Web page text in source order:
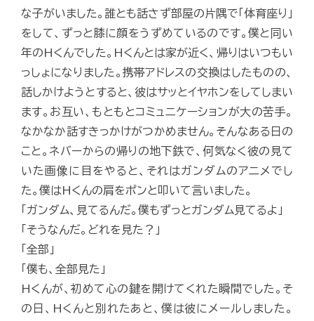
な子がいました。誰とも話さず部屋の片隅で「体育座り」
をして、ずっと膝に顔をうずめているのです。僕と同い
年のHくんでした。Hくんとは家が近く、帰りはいつもい
っしょになりました。携帯アドレスの交換はしたものの、
話しかけようとすると、彼はサッとイヤホンをしてしまい
ます。お互い、もともとコミュニケーションが大の苦手。
なかなか話すきっかけがつかめません。そんなある日の
こと。ネバーからの帰りの地下鉄で、何気なく彼の見て
いた画像に目をやると、それはガンダムのアニメでし
た。僕はHくんの肩をポンと叩いて言いました。
「ガンダム、見てるんだ。僕もずっとガンダム見てるよ」
「そうなんだ。どれを見た？」
「全部」
「僕も、全部見た」
Hくんが、初めて心の鍵を開けてくれた瞬間でした。そ
の日、Hくんと別れたあと、僕は彼にメールしました。